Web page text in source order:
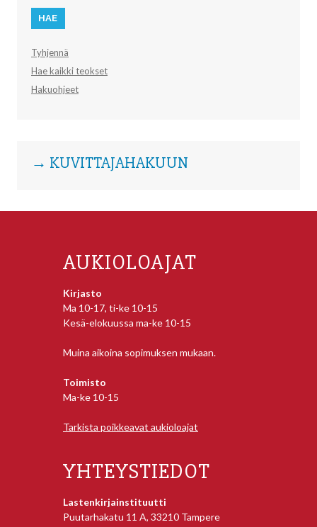
Tyhjennä
Hae kaikki teokset
Hakuohjeet
→ KUVITTAJAHAKUUN
AUKIOLOAJAT
Kirjasto
Ma 10-17, ti-ke 10-15
Kesä-elokuussa ma-ke 10-15
Muina aikoina sopimuksen mukaan.
Toimisto
Ma-ke 10-15
Tarkista poikkeavat aukioloajat
YHTEYSTIEDOT
Lastenkirjainstituutti
Puutarhakatu 11 A, 33210 Tampere